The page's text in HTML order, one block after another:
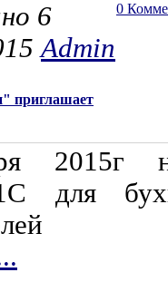
0
6
Admin
приглашает
2015г
для